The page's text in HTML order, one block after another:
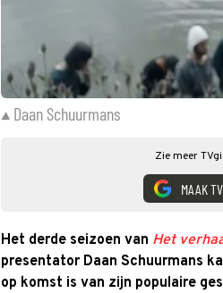
Daan Schuurmans
Zie meer
MAAK
Het derde seizoen van Het
presentator Daan Schuurmans
op komst is van zijn populaire